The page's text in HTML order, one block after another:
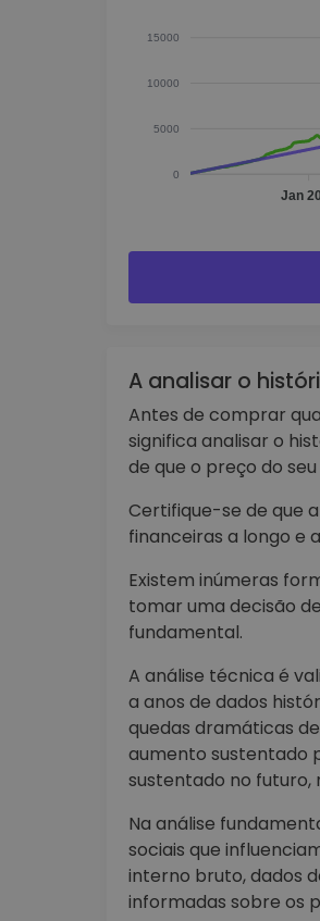
15000
10000
5000
0
Jan
A analisar o
Antes de comprar
significa analisar o
de que o preço do
Certifique-se de que
financeiras a longo e
Existem inúmeras
tomar uma decisão
fundamental.
A análise técnica é
a anos de dados
quedas dramáticas
aumento sustentado
sustentado no futuro,
Na análise
sociais que
interno bruto, dados
informadas sobre os